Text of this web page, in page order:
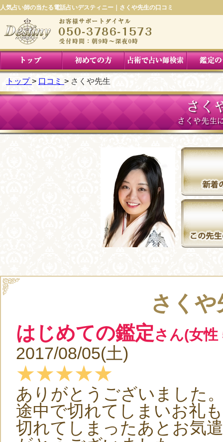
人気占い師の当たる電話占いデスティニー｜さくや先生の口コミ
トップ 口コミ さくや先生
さく
さくや先生
さく
はじめての鑑定さん(女性
2017/08/05(土)
★★★★★
ありがとうございました
途中で切れてしまいお礼
切れてしまったあとお気